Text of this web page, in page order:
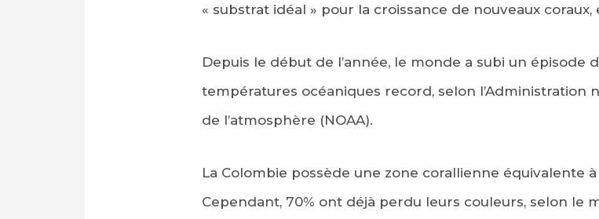
« substrat idéal » pour la croissance de nouveaux
Depuis le début de l’année, le monde a subi un épisode
températures océaniques record, selon l’Administration
de l’atmosphère (NOAA).
La Colombie possède une zone corallienne équivalente
Cependant, 70% ont déjà perdu leurs couleurs, selon le